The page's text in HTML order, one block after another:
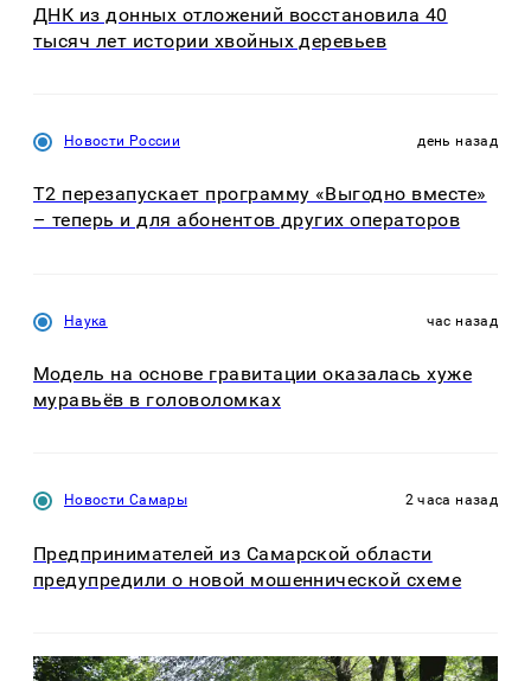
ДНК из донных отложений восстановила 40
тысяч лет истории хвойных деревьев
Новости России день назад
Т2 перезапускает программу «Выгодно вместе»
– теперь и для абонентов других операторов
Наука час назад
Модель на основе гравитации оказалась хуже
муравьёв в головоломках
Новости Самары 2 часа назад
Предпринимателей из Самарской области
предупредили о новой мошеннической схеме